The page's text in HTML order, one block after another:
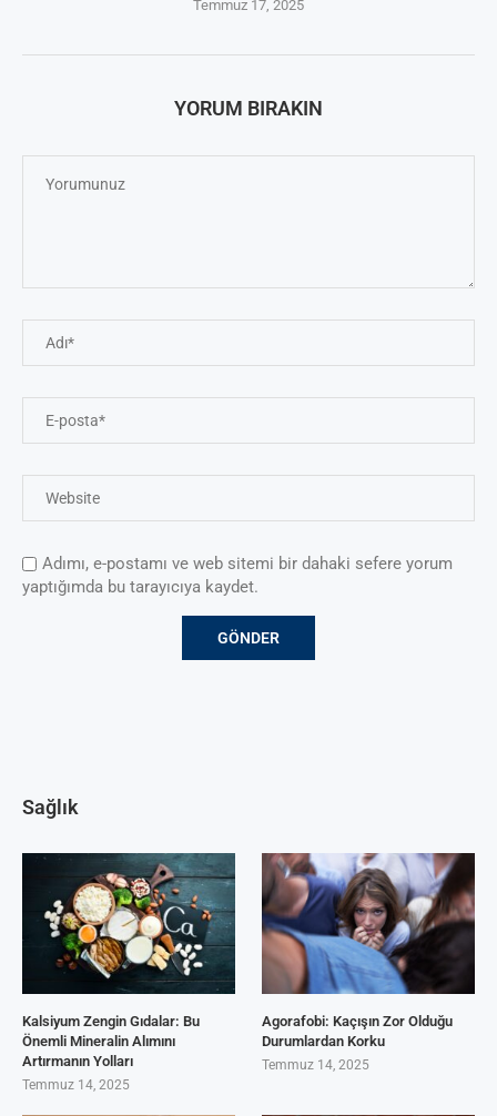
Temmuz 17, 2025
YORUM BIRAKIN
Adımı, e-postamı ve web sitemi bir dahaki sefere yorum
yaptığımda bu tarayıcıya kaydet.
Sağlık
Kalsiyum Zengin Gıdalar: Bu
Önemli Mineralin Alımını
Artırmanın Yolları
Temmuz 14, 2025
Agorafobi: Kaçışın Zor Olduğu
Durumlardan Korku
Temmuz 14, 2025